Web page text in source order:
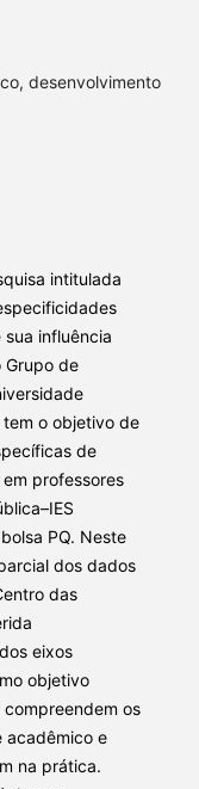
desenvolvimento
intitulada
influência
Grupo de
tem o objetivo de
de
professores
PQ. Neste
dos dados
das
eixos
objetivo
os
acadêmico e
na prática.